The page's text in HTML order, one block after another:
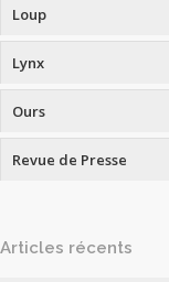
Loup
Lynx
Ours
Revue de Presse
Articles récents